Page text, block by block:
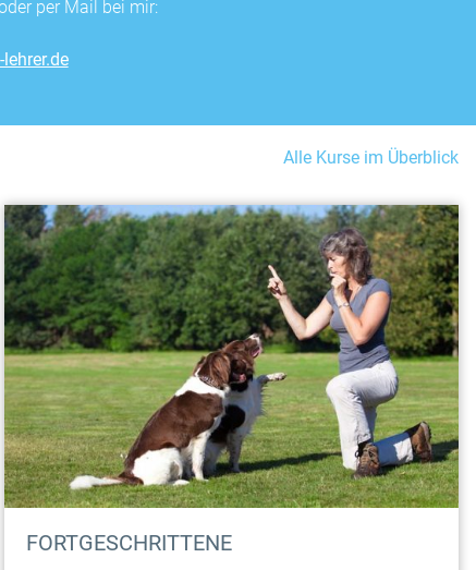
per Mail bei mir:
Alle Kurse im Überblick
FORTGESCHRITTENE